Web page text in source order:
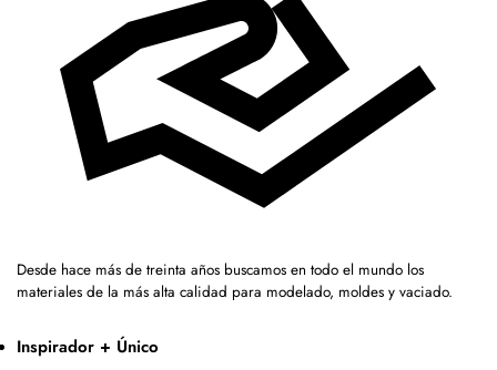
Desde hace más de treinta años buscamos en todo el mundo los
materiales de la más alta calidad para modelado, moldes y vaciado.
Inspirador + Único